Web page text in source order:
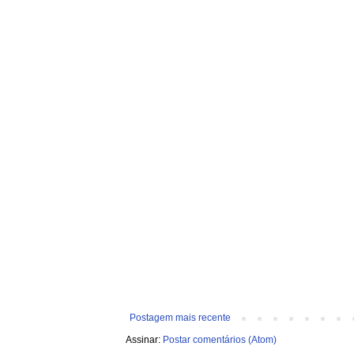
Postagem mais recente
Assinar: Postar comentários (Atom)